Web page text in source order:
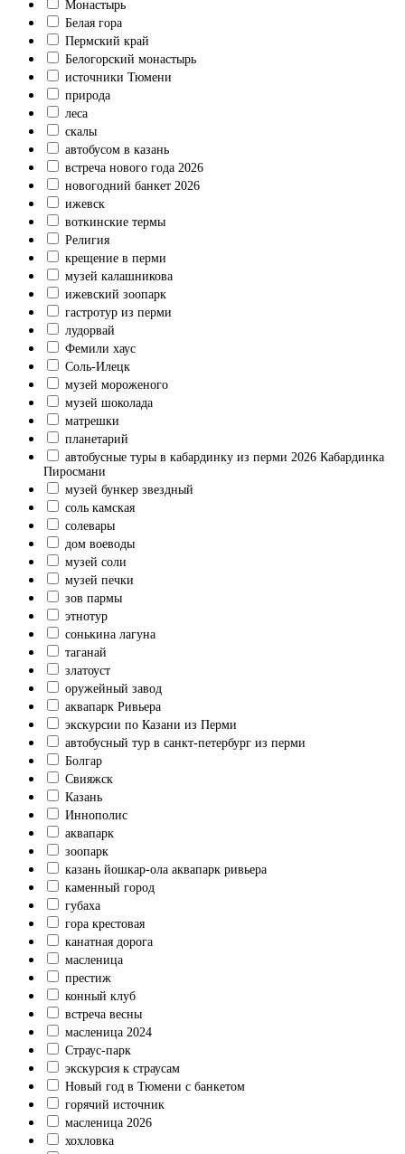
Монастырь
Белая гора
Пермский край
Белогорский монастырь
источники Тюмени
природа
леса
скалы
автобусом в казань
встреча нового года 2026
новогодний банкет 2026
ижевск
воткинские термы
Религия
крещение в перми
музей калашникова
ижевский зоопарк
гастротур из перми
лудорвай
Фемили хаус
Соль-Илецк
музей мороженого
музей шоколада
матрешки
планетарий
автобусные туры в кабардинку из перми 2026 Кабардинка
Пиросмани
музей бункер звездный
соль камская
солевары
дом воеводы
музей соли
музей печки
зов пармы
этнотур
сонькина лагуна
таганай
златоуст
оружейный завод
аквапарк Ривьера
экскурсии по Казани из Перми
автобусный тур в санкт-петербург из перми
Болгар
Свияжск
Казань
Иннополис
аквапарк
зоопарк
казань йошкар-ола аквапарк ривьера
каменный город
губаха
гора крестовая
канатная дорога
масленица
престиж
конный клуб
встреча весны
масленица 2024
Страус-парк
экскурсия к страусам
Новый год в Тюмени с банкетом
горячий источник
масленица 2026
хохловка